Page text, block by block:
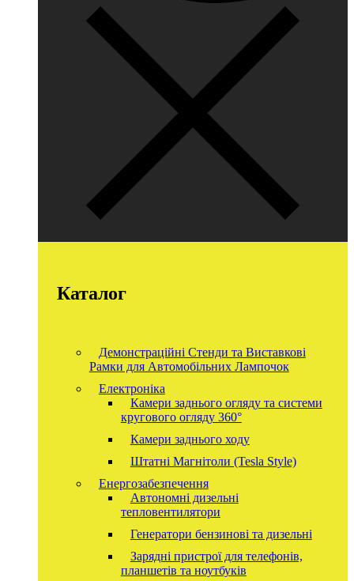
Каталог
Демонстраційні Стенди та Виставкові
Рамки для Автомобільних Лампочок
Електроніка
Камери заднього огляду та системи
кругового огляду 360°
Камери заднього ходу
Штатні Магнітоли (Tesla Style)
Енергозабезпечення
Автономні дизельні
тепловентилятори
Генератори бензинові та дизельні
Зарядні пристрої для телефонів,
планшетів та ноутбуків